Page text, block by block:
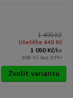
1 490 Kč
Ušetříte 440 Kč
1 050 Kč/ks
868 Kč bez DPH
Zvolit variantu